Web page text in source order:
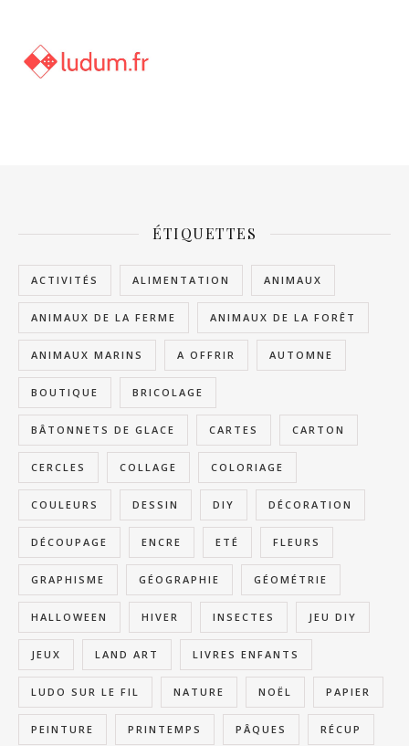
ÉTIQUETTES
ACTIVITÉS ALIMENTATION ANIMAUX
ANIMAUX DE LA FERME ANIMAUX DE LA FORÊT
ANIMAUX MARINS A OFFRIR AUTOMNE
BOUTIQUE BRICOLAGE
BÂTONNETS DE GLACE CARTES CARTON
CERCLES COLLAGE COLORIAGE
COULEURS DESSIN DIY DÉCORATION
DÉCOUPAGE ENCRE ETÉ FLEURS
GRAPHISME GÉOGRAPHIE GÉOMÉTRIE
HALLOWEEN HIVER INSECTES JEU DIY
JEUX LAND ART LIVRES ENFANTS
LUDO SUR LE FIL NATURE NOËL PAPIER
PEINTURE PRINTEMPS PÂQUES RÉCUP